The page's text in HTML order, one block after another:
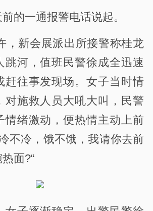
的一通报警电话说起。
，新会展派出所接警称桂龙
跳河，值班民警徐成全迅速
赶往事发现场。女子当时情
对施救人员大吼大叫，民警
情绪激动，便热情主动上前
不冷，饿不饿，我请你去前
面?“